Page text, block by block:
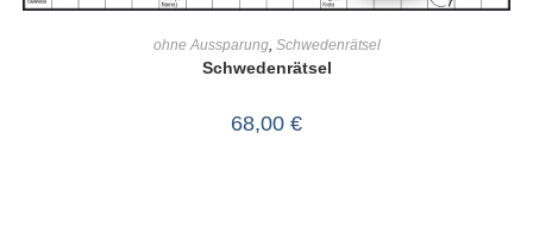
ohne Aussparung, Schwedenrätsel
Schwedenrätsel
68,00 €